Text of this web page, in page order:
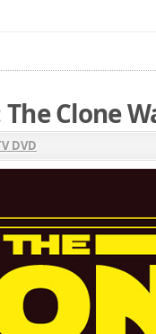
Clone
DVD